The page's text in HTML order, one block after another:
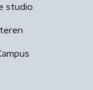
studio